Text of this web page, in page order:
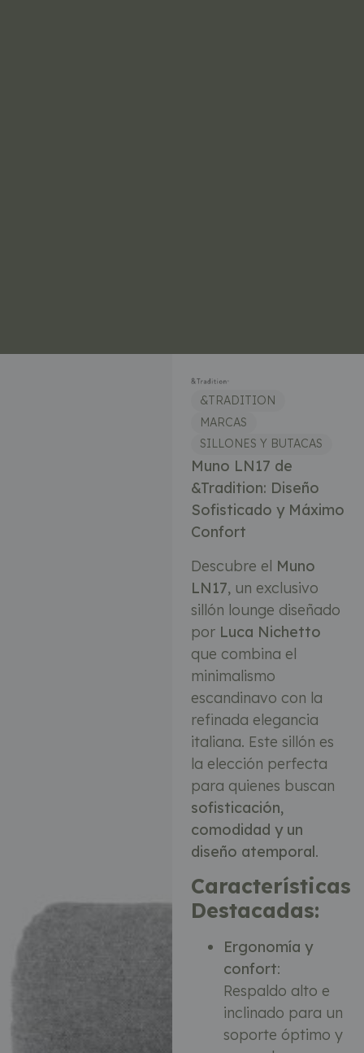
&TRADITION
MARCAS
SILLONES Y BUTACAS
Muno LN17 de
&Tradition: Diseño
Sofisticado y Máximo
Confort
Descubre el Muno
LN17, un exclusivo
sillón lounge diseñado
por Luca Nichetto
que combina el
minimalismo
escandinavo con la
refinada elegancia
italiana. Este sillón es
la elección perfecta
para quienes buscan
sofisticación,
comodidad y un
diseño atemporal.
Características
Destacadas:
Ergonomía y
confort:
Respaldo alto e
inclinado para un
soporte óptimo y